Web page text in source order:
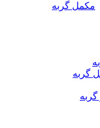
مکمل گربه
گربه